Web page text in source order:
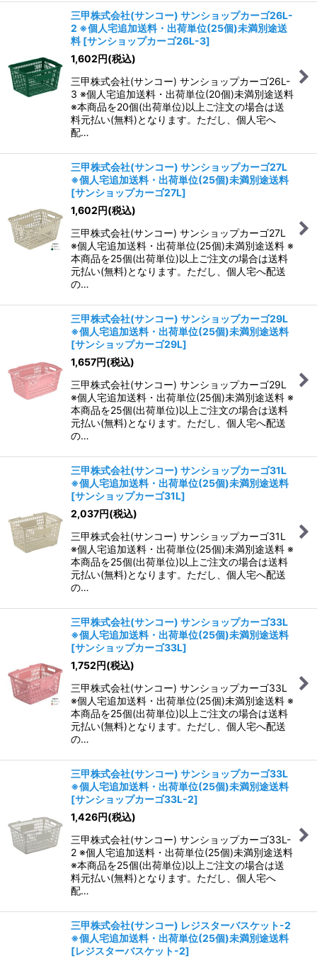
三甲株式会社(サンコー) サンショップカーゴ26L-
2 ※個人宅追加送料・出荷単位(25個)未満別途送
料 [サンショップカーゴ26L-3]
1,602円(税込)
三甲株式会社(サンコー) サンショップカーゴ26L-
3 ※個人宅追加送料・出荷単位(20個)未満別途送料
※本商品を20個(出荷単位)以上ご注文の場合は送
料元払い(無料)となります。ただし、個人宅へ
配…
三甲株式会社(サンコー) サンショップカーゴ27L
※個人宅追加送料・出荷単位(25個)未満別途送料
[サンショップカーゴ27L]
1,602円(税込)
三甲株式会社(サンコー) サンショップカーゴ27L
※個人宅追加送料・出荷単位(25個)未満別途送料 ※
本商品を25個(出荷単位)以上ご注文の場合は送料
元払い(無料)となります。ただし、個人宅へ配送
の…
三甲株式会社(サンコー) サンショップカーゴ29L
※個人宅追加送料・出荷単位(25個)未満別途送料
[サンショップカーゴ29L]
1,657円(税込)
三甲株式会社(サンコー) サンショップカーゴ29L
※個人宅追加送料・出荷単位(25個)未満別途送料 ※
本商品を25個(出荷単位)以上ご注文の場合は送料
元払い(無料)となります。ただし、個人宅へ配送
の…
三甲株式会社(サンコー) サンショップカーゴ31L
※個人宅追加送料・出荷単位(25個)未満別途送料
[サンショップカーゴ31L]
2,037円(税込)
三甲株式会社(サンコー) サンショップカーゴ31L
※個人宅追加送料・出荷単位(25個)未満別途送料 ※
本商品を25個(出荷単位)以上ご注文の場合は送料
元払い(無料)となります。ただし、個人宅へ配送
の…
三甲株式会社(サンコー) サンショップカーゴ33L
※個人宅追加送料・出荷単位(25個)未満別途送料
[サンショップカーゴ33L]
1,752円(税込)
三甲株式会社(サンコー) サンショップカーゴ33L
※個人宅追加送料・出荷単位(25個)未満別途送料 ※
本商品を25個(出荷単位)以上ご注文の場合は送料
元払い(無料)となります。ただし、個人宅へ配送
の…
三甲株式会社(サンコー) サンショップカーゴ33L
※個人宅追加送料・出荷単位(25個)未満別途送料
[サンショップカーゴ33L-2]
1,426円(税込)
三甲株式会社(サンコー) サンショップカーゴ33L-
2 ※個人宅追加送料・出荷単位(25個)未満別途送料
※本商品を25個(出荷単位)以上ご注文の場合は送
料元払い(無料)となります。ただし、個人宅へ
配…
三甲株式会社(サンコー) レジスターバスケット-2
※個人宅追加送料・出荷単位(25個)未満別途送料
[レジスターバスケット-2]